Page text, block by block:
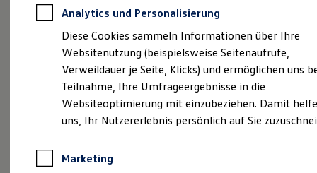
Autokredit mit Schlussrate
Versicherungen und Garantien
Kfz-Versicherung
Restschuldversicherungen
Garantien
Wartungsverträge
Geschäftskunden
Professional Class bei Volkswagen
Großkunden
Behörden
Anpfiff zum Gewinn
Analytics und Personalisierung
Diese Cookies sammeln Informationen über Ihre
Websitenutzung (beispielsweise Seitenaufrufe,
Verweildauer je Seite, Klicks) und ermöglichen uns
Teilnahme, Ihre Umfrageergebnisse in die
Websiteoptimierung mit einzubeziehen. Damit
uns, Ihr Nutzererlebnis persönlich auf Sie
Marketing